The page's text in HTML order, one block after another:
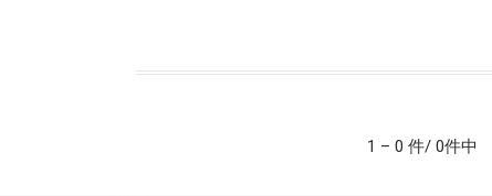
1 – 0 件/ 0件中